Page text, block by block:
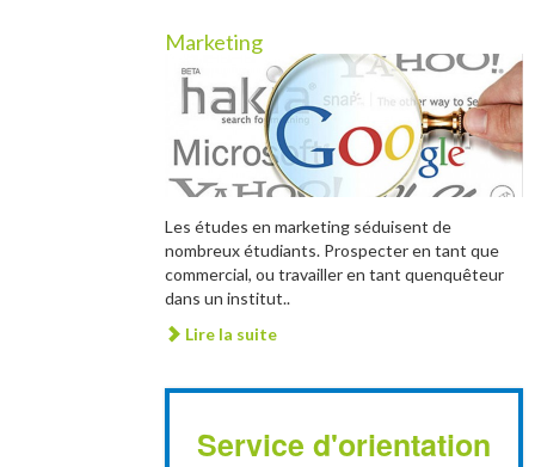
Marketing
Les études en marketing séduisent de
nombreux étudiants. Prospecter en tant que
commercial, ou travailler en tant quenquêteur
dans un institut..
Lire la suite
Service d'orientation